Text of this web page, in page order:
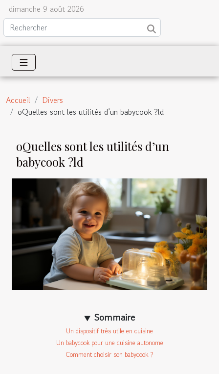
dimanche 9 août 2026
Accueil
Divers
oQuelles sont les utilités d’un babycook ?ld
oQuelles sont les utilités d’un
babycook ?ld
Sommaire
Un dispositif très utile en cuisine
Un babycook pour une cuisine autonome
Comment choisir son babycook ?